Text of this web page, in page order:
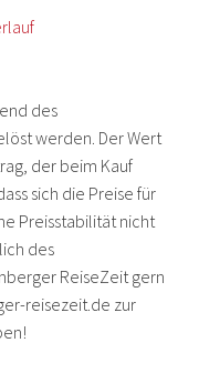
des
werden. Der Wert
der beim Kauf
sich die Preise für
Preisstabilität nicht
des
ReiseZeit gern
reisezeit.de zur